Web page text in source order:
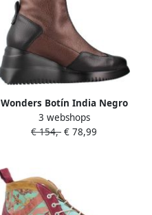
Wonders Botín India Negro
Color: Negro Multicolor
Dames
3 webshops
€ 154,- € 78,99